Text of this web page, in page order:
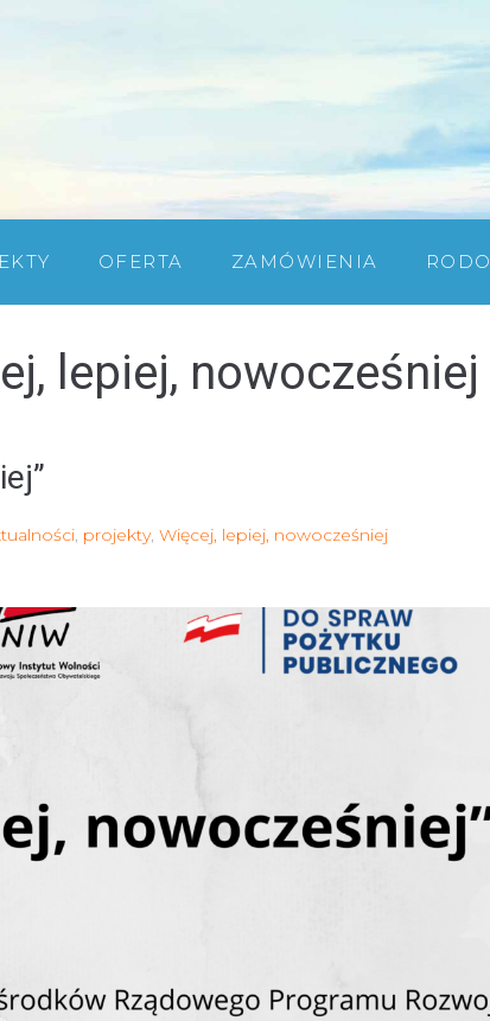
OFERTA ZAMÓWIENIA RODO
lepiej, nowocześniej
, projekty, Więcej, lepiej, nowocześniej